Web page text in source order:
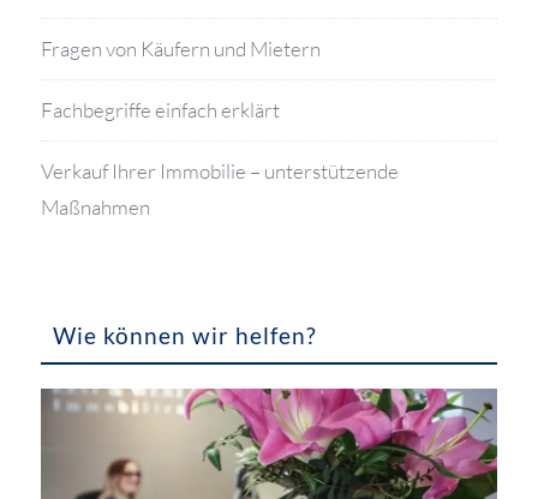
Fragen von Käufern und Mietern
Fachbegriffe einfach erklärt
Verkauf Ihrer Immobilie – unterstützende
Maßnahmen
Wie können wir helfen?